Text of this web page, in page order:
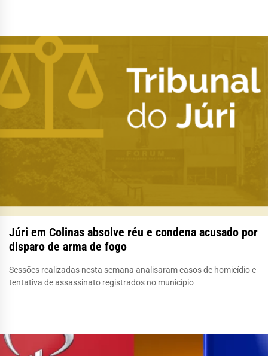
Júri em Colinas absolve réu e condena acusado por
disparo de arma de fogo
Sessões realizadas nesta semana analisaram casos de homicídio e
tentativa de assassinato registrados no município